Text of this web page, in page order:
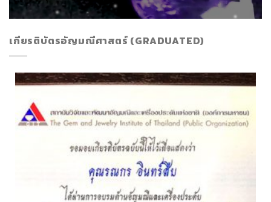
เกียรติบัตรอัญมณีศาสตร์ (GRADUATED)